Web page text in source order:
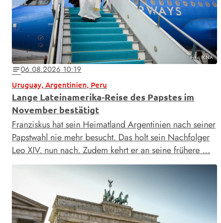
Foto: KNA
notes06.08.2026 10:19
Uruguay, Argentinien, Peru
Lange Lateinamerika-Reise des Papstes im
November bestätigt
Franziskus hat sein Heimatland Argentinien nach seiner
Papstwahl nie mehr besucht. Das holt sein Nachfolger
Leo XIV. nun nach. Zudem kehrt er an seine frühere …